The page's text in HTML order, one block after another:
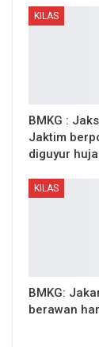
KILAS
BMKG :
Jaktim
diguyur
KILAS
BMKG:
berawan